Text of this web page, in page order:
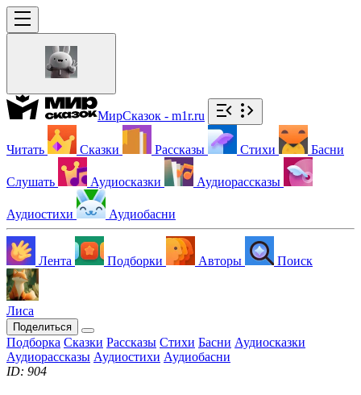
МирСказок - m1r.ru
Читать Сказки Рассказы Стихи Басни
Слушать Аудиосказки Аудиорассказы
Аудиостихи Аудиобасни
Лента Подборки Авторы Поиск
Лиса
Поделиться
Подборка Сказки Рассказы Стихи Басни Аудиосказки
Аудиорассказы Аудиостихи Аудиобасни
ID: 904